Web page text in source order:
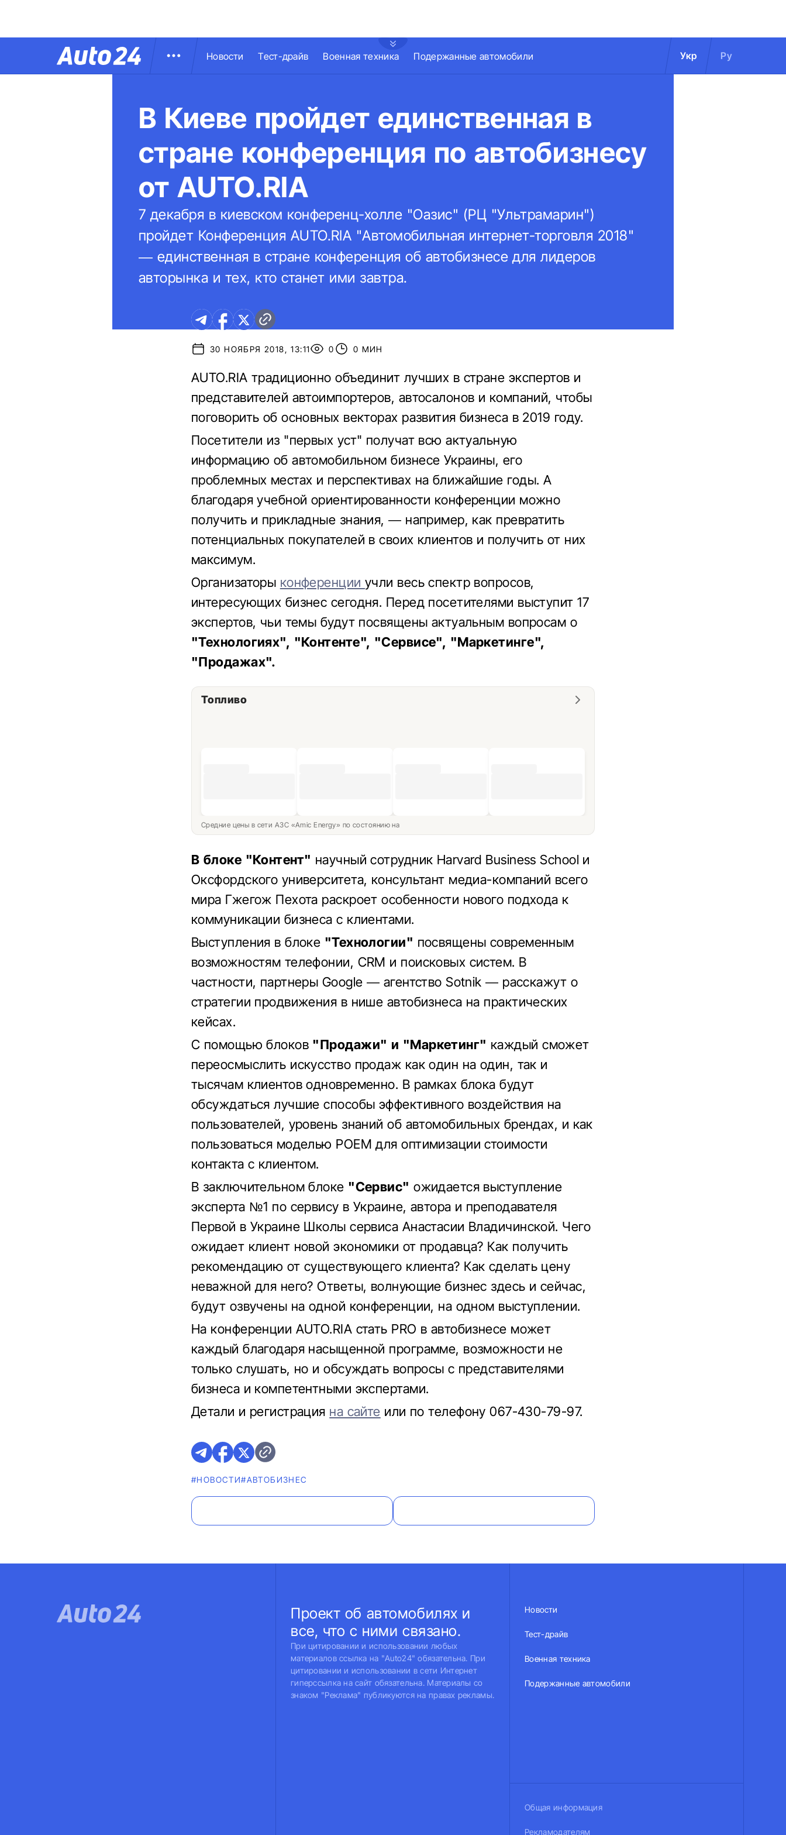
Новости Тест-драйв Военная техника Подержанные автомобили Укр Ру
В Киеве пройдет единственная в
стране конференция по автобизнесу
от AUTO.RIA
7 декабря в киевском конференц-холле "Оазис" (РЦ "Ультрамарин")
пройдет Конференция AUTO.RIA "Автомобильная интернет-торговля 2018"
— единственная в стране конференция об автобизнесе для лидеров
авторынка и тех, кто станет ими завтра.
30 НОЯБРЯ 2018, 13:11 0 0 МИН
AUTO.RIA традиционно объединит лучших в стране экспертов и
представителей автоимпортеров, автосалонов и компаний, чтобы
поговорить об основных векторах развития бизнеса в 2019 году.
Посетители из "первых уст" получат всю актуальную
информацию об автомобильном бизнесе Украины, его
проблемных местах и перспективах на ближайшие годы. А
благодаря учебной ориентированности конференции можно
получить и прикладные знания, — например, как превратить
потенциальных покупателей в своих клиентов и получить от них
максимум.
Организаторы конференцииучли весь спектр вопросов,
интересующих бизнес сегодня. Перед посетителями выступит 17
экспертов, чьи темы будут посвящены актуальным вопросам о
"Технологиях", "Контенте", "Сервисе", "Маркетинге",
"Продажах".
Топливо
Средние цены в сети АЗС «Amic Energy» по состоянию на
В блоке "Контент" научный сотрудник Harvard Business School и
Оксфордского университета, консультант медиа-компаний всего
мира Гжегож Пехота раскроет особенности нового подхода к
коммуникации бизнеса с клиентами.
Выступления в блоке "Технологии" посвящены современным
возможностям телефонии, CRM и поисковых систем. В
частности, партнеры Google — агентство Sotnik — расскажут о
стратегии продвижения в нише автобизнеса на практических
кейсах.
С помощью блоков "Продажи" и "Маркетинг" каждый сможет
переосмыслить искусство продаж как один на один, так и
тысячам клиентов одновременно. В рамках блока будут
обсуждаться лучшие способы эффективного воздействия на
пользователей, уровень знаний об автомобильных брендах, и как
пользоваться моделью POEM для оптимизации стоимости
контакта с клиентом.
В заключительном блоке "Сервис"ожидается выступление
эксперта №1 по сервису в Украине, автора и преподавателя
Первой в Украине Школы сервиса Анастасии Владичинской. Чего
ожидает клиент новой экономики от продавца? Как получить
рекомендацию от существующего клиента? Как сделать цену
неважной для него? Ответы, волнующие бизнес здесь и сейчас,
будут озвучены на одной конференции, на одном выступлении.
На конференции AUTO.RIA стать PRO в автобизнесе может
каждый благодаря насыщенной программе, возможности не
только слушать, но и обсуждать вопросы с представителями
бизнеса и компетентными экспертами.
Детали и регистрация на сайте или по телефону 067-430-79-97.
#НОВОСТИ#AВТОБИЗНЕС
Проект об автомобилях и
все, что с ними связано.
При цитировании и использовании любых
материалов ссылка на "Auto24" обязательна. При
цитировании и использовании в сети Интернет
гиперссылка на сайт обязательна. Материалы со
знаком "Реклама" публикуются на правах рекламы.
Новости
Тест-драйв
Военная техника
Подержанные автомобили
Общая информация
Рекламодателям